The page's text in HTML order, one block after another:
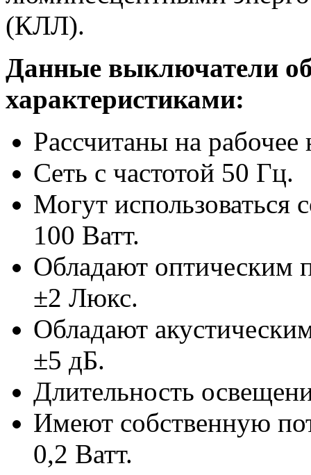
(КЛЛ).
Данные выключатели
характеристиками:
Рассчитаны на
Сеть с частотой 50 Гц.
Могут
100 Ватт.
Обладают оптическим
±2 Люкс.
Обладают
±5 дБ.
Длительность
Имеют собственную
0,2 Ватт.